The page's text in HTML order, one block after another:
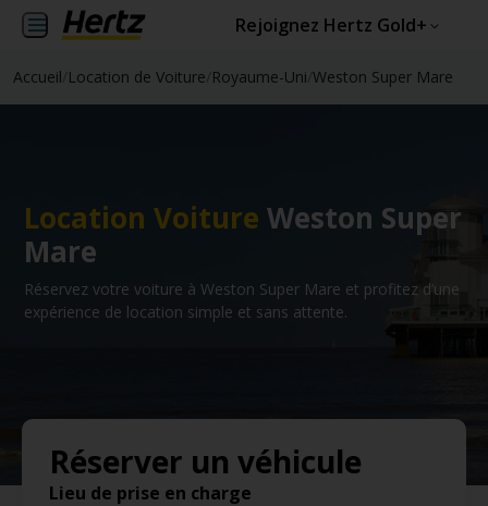
Rejoignez Hertz Gold+
Accueil Location de Voiture Royaume-Uni Weston Super Mare
Location Voiture Weston Super
Mare
Réservez votre voiture à Weston Super Mare et profitez d’une
expérience de location simple et sans attente.
Réserver un véhicule
Lieu de prise en charge